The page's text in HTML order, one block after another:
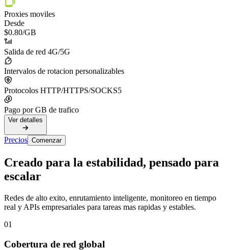
Proxies moviles
Desde
$0.80/GB
Salida de red 4G/5G
Intervalos de rotacion personalizables
Protocolos HTTP/HTTPS/SOCKS5
Pago por GB de trafico
Ver detalles
Precios Comenzar
Creado para la estabilidad, pensado para
escalar
Redes de alto exito, enrutamiento inteligente, monitoreo en tiempo
real y APIs empresariales para tareas mas rapidas y estables.
01
Cobertura de red global